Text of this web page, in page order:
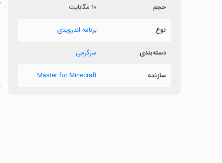
حجم ۱۰ مگابایت
نوع برنامه اندرویدی
دسته‌بندی سرگرمی
سازنده Master for Minecraft